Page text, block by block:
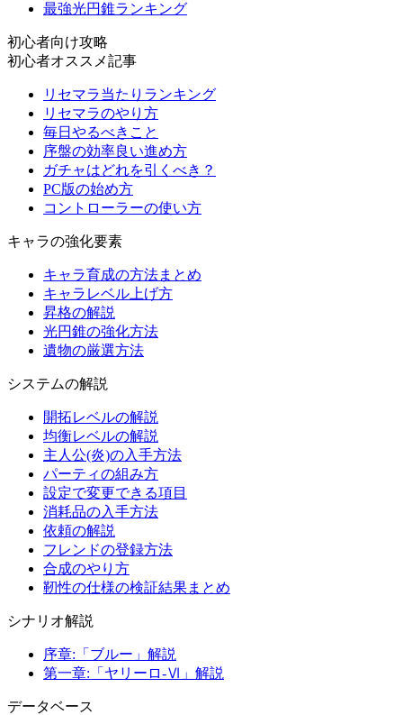
最強光円錐ランキング
初心者向け攻略
初心者オススメ記事
リセマラ当たりランキング
リセマラのやり方
毎日やるべきこと
序盤の効率良い進め方
ガチャはどれを引くべき？
PC版の始め方
コントローラーの使い方
キャラの強化要素
キャラ育成の方法まとめ
キャラレベル上げ方
昇格の解説
光円錐の強化方法
遺物の厳選方法
システムの解説
開拓レベルの解説
均衡レベルの解説
主人公(炎)の入手方法
パーティの組み方
設定で変更できる項目
消耗品の入手方法
依頼の解説
フレンドの登録方法
合成のやり方
靭性の仕様の検証結果まとめ
シナリオ解説
序章:「ブルー」解説
第一章:「ヤリーロ-Ⅵ」解説
データベース